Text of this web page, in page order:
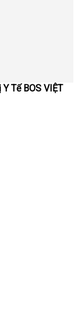
Tế BOS VIỆT